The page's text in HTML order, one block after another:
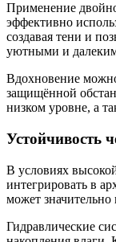
Применение
эффективно
создавая тени и
уютными и
Вдохновение
защищённой
низком уровне, а
Устойчивость
В условиях
интегрировать в
может значительно
Гидравлические